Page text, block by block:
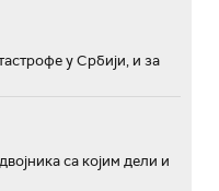
у Србији, и за
са којим дели и